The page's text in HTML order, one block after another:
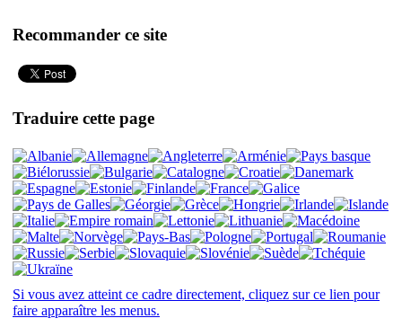
Recommander ce site
Traduire cette page
Si vous avez atteint ce cadre directement, cliquez sur ce lien pour
faire apparaître les menus.